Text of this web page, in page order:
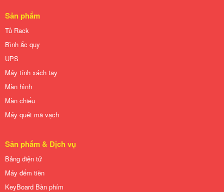
Sản phẩm
Tủ Rack
Bình ắc quy
UPS
Máy tính xách tay
Màn hình
Màn chiếu
Máy quét mã vạch
Sản phẩm & Dịch vụ
Bảng điện tử
Máy đếm tiền
KeyBoard Bàn phím